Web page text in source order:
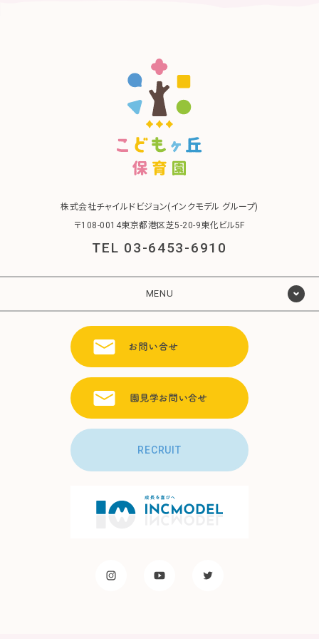
株式会社チャイルドビジョン(インクモデル グループ)
〒108-0014東京都港区芝5-20-9東化ビル5F
TEL 03-6453-6910
MENU
RECRUIT